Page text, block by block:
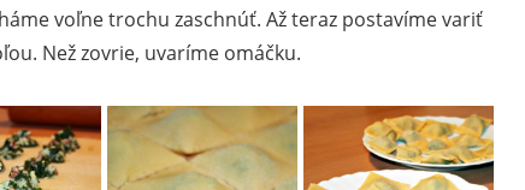
voľne trochu zaschnúť. Až teraz postavíme variť
Než zovrie, uvaríme omáčku.